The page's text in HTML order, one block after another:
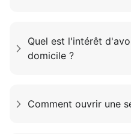
Quel est l'intérêt
domicile ?
Comment ouvrir une